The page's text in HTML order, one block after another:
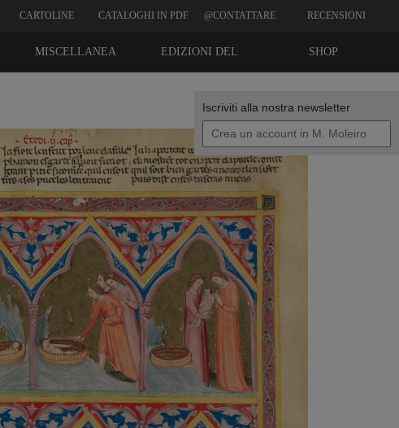
Iscriviti alla nostra newsletter
CARTOLINE CATALOGHI IN PDF @CONTATTARE RECENSIONI
SHOP
EDIZIONI DEL
MISCELLANEA